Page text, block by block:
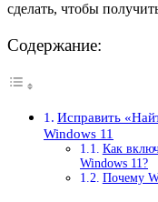
сделать, чтобы
Содержание:
Исправить
Windows 11
Как
Windows 11?
Почему